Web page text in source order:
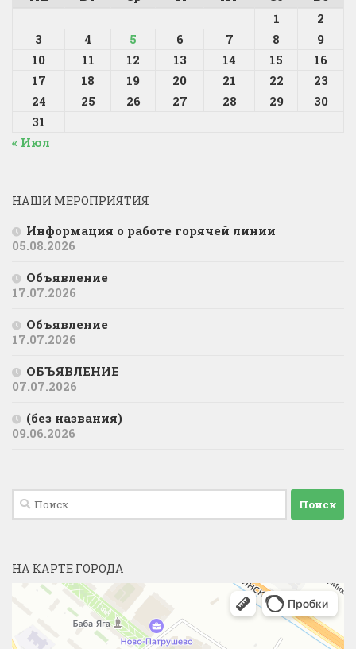
1
2
3
4 5 6 7 8
9
10
11 12 13 14 15
16
17
18 19 20 21 22
23
24
25 26 27 28 29
30
31
« Июл
НАШИ МЕРОПРИЯТИЯ
Информация о работе горячей линии
05.08.2026
Объявление
17.07.2026
Объявление
17.07.2026
ОБЪЯВЛЕНИЕ
07.07.2026
(без названия)
09.06.2026
Найти:
НА КАРТЕ ГОРОДА